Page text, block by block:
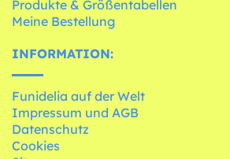
Produkte & Größentabellen
Meine Bestellung
INFORMATION:
Funidelia auf der Welt
Impressum und AGB
Datenschutz
Cookies